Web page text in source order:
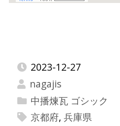
2023-12-27
nagajis
中播煉瓦 ゴシック
京都府, 兵庫県